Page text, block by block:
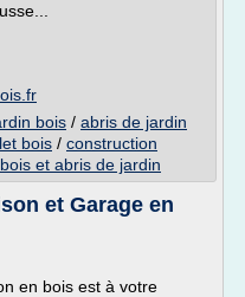
bois / abris de jardin
bois / construction
et abris de jardin
et Garage en
en bois est à votre